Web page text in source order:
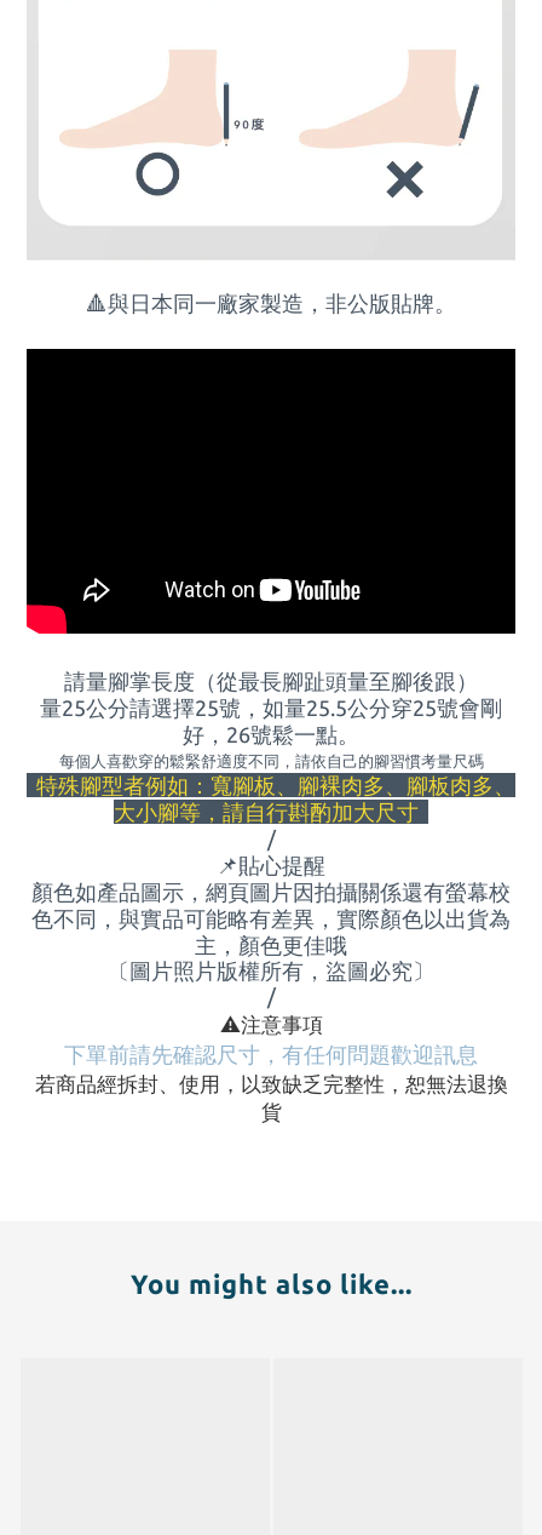
🔺與日本同一廠家製造，非公版貼牌。
請量腳掌長度（從最長腳趾頭量至腳後跟）
量25公分請選擇25號，如量25.5公分穿25號會剛
好， 26號鬆一點。
每個人喜歡穿的鬆緊舒適度不同，請依自己的腳習慣考量尺碼
特殊腳型者例如：寬腳板、腳裸肉多、腳板肉多、
大小腳等，請自行斟酌加大尺寸
/
📌貼心提醒
顏色如產品圖示，網頁圖片因拍攝關係還有螢幕校
色不同，與實品可能略有差異，實際顏色以出貨為
主，顏色更佳哦
〔圖片照片版權所有，盜圖必究〕
/
⚠️注意事項
下單前請先確認尺寸，有任何問題歡迎訊息
若商品經拆封、使用，以致缺乏完整性，恕無法退換
貨
You might also like...